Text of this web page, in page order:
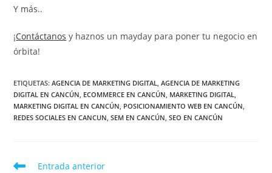
Y más..
¡Contáctanos y haznos un mayday para poner tu negocio en
órbita!
ETIQUETAS:AGENCIA DE MARKETING DIGITAL, AGENCIA DE MARKETING
DIGITAL EN CANCÚN, ECOMMERCE EN CANCÚN, MARKETING DIGITAL,
MARKETING DIGITAL EN CANCÚN, POSICIONAMIENTO WEB EN CANCÚN,
REDES SOCIALES EN CANCUN, SEM EN CANCÚN, SEO EN CANCÚN
Entrada anterior